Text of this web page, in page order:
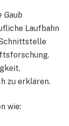
Gaub
Laufbahn
zu erklären.
wie: